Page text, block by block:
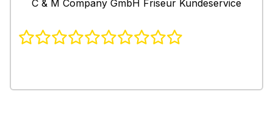
C & M Company GmbH Friseur Kundeservice